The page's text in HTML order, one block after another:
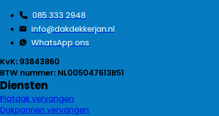
085 333 2948
info@dakdekkerjan.nl
WhatsApp ons
KvK: 93843860
BTW nummer: NL005047613B51
Diensten
Platdak vervangen
Dakpannen vervangen